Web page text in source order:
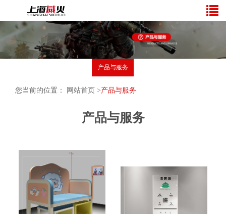
产品与服务
您当前的位置： 网站首页 >产品与服务
产品与服务